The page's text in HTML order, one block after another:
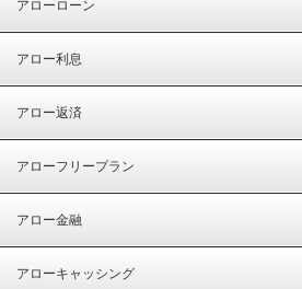
アローローン
アロー利息
アロー返済
アローフリープラン
アロー金融
アローキャッシング